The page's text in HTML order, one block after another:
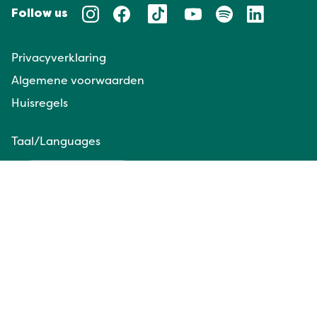
Follow us
Privacyverklaring
Algemene voorwaarden
Huisregels
Taal/Languages